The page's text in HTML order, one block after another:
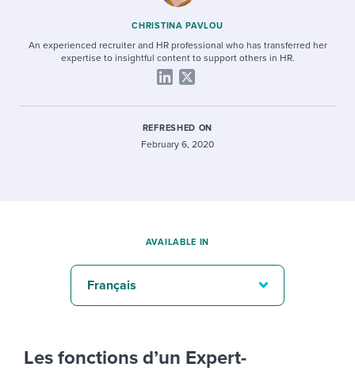
CHRISTINA PAVLOU
An experienced recruiter and HR professional who has transferred her
expertise to insightful content to support others in HR.
REFRESHED ON
February 6, 2020
Les fonctions d’un Expert-
AVAILABLE IN
Français